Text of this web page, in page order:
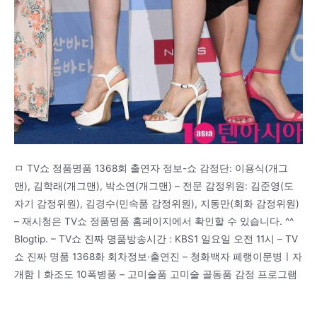
ㅁ TV쇼 정품명품 1368회 출연자 정보-쇼 감정단: 이용식(개그
맨), 김학래(개그맨), 박소연(개그맨) – 전문 감정위원: 김준영(도
자기 감정위원), 김경수(민속품 감정위원), 지동만(회화 감정위원)
– 재시청은 TV쇼 정품명품 홈페이지에서 확인할 수 있습니다. ^^
Blogtip. – TV쇼 진짜 명품방송시간 : KBS1 일요일 오전 11시 – TV
쇼 진짜 명품 1368화 회차정보·출연진 – 청화백자 페랭이문병ㅣ자
개함ㅣ화조도 10폭병풍 – 고미술품 고미술 골동품 감정 프로그램